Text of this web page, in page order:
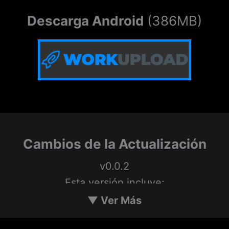
Descarga Android (386MB)
Cambios de la Actualización
v0.0.2
Esta versión incluye:
Nuevo menú
▼ Ver Más